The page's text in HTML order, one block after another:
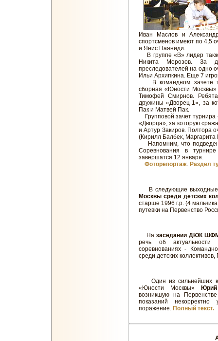
Иван Маслов и
спортсменов имеют по 4,5
и Янис Паяниди.
В группе «В» лидер
Никита Морозов. За
преследователей на одно
Ильи Архипкина. Еще 7
В командном зачете
сборная «Юности
Тимофей Смирнов.
дружины «Дворец-1», за
Пак и Матвей Пак.
Групповой зачет турнира
«Дворца», за которую
и Артур Закиров. Полтора
(Кирилл Балбек, Маргарита
Напомним, что
Соревнования в
завершатся 12 января.
Фоторепортаж. Раздел
В следующие
Москвы среди детских
старше 1996 г.р. (4
путевки на Первенство
На заседании ДЮК
речь об
соревнованиях -
среди детских
Один из сильнейших
«Юности Москвы»
возникшую на
показаний
поражение. Полный текст.